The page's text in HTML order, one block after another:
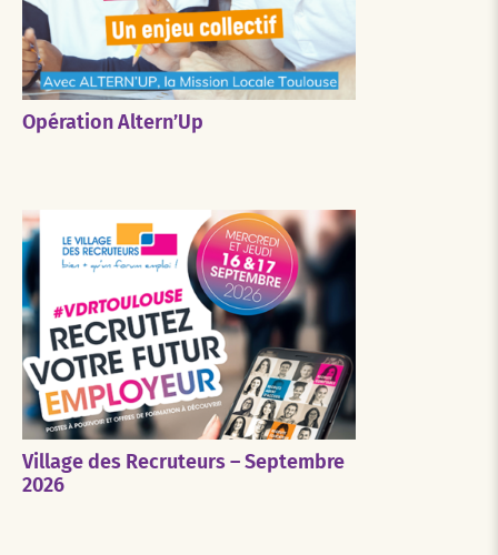
Opération Altern’Up
Village des Recruteurs – Septembre
2026